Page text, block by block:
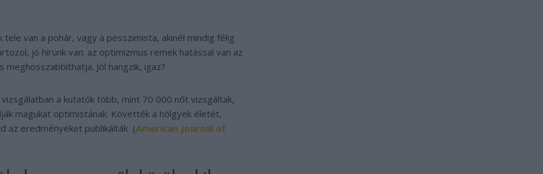
van a pohár, vagy a pesszimista, akinél mindig félig
jó hírünk van: az optimizmus remek hatással van az
Jól hangzik, igaz?
a kutatók több, mint 70 000 nőt vizsgáltak,
magukat optimistának. Követték a hölgyek életét,
az eredményeket publikálták (American Journal of